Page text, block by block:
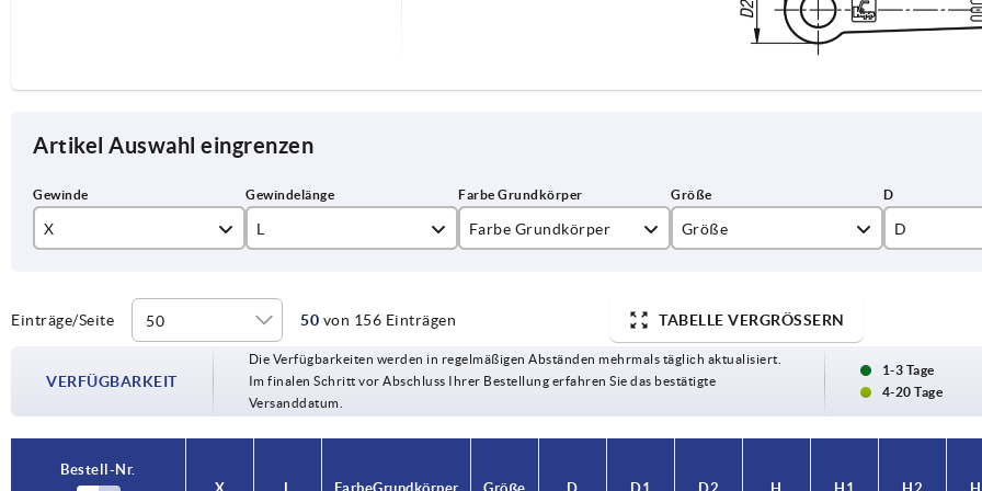
Artikel Auswahl eingrenzen
X
M6
L
15
20
25
Farbe Grundkörper
schwarzgrau RAL 7021
verkehrsrot RAL 3020
Größe
2
3
D
16
Einträge/Seite 50 von 156 Einträgen TABELLE VERGRÖSSERN
VERFÜGBARKEIT
Die Verfügbarkeiten werden in regelmäßigen Abständen mehrmals täglich aktualisiert.
Im finalen Schritt vor Abschluss Ihrer Bestellung erfahren Sie das bestätigte
Versanddatum.
1-3 Tage
4-20 Tage
Bestell-Nr.
Bestell-Nr.